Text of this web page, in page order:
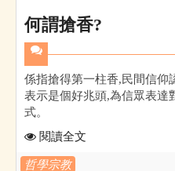
何謂搶香?
係指搶得第一柱香,民間信仰
表示是個好兆頭,為信眾表達
式。
閱讀全文
哲學宗教